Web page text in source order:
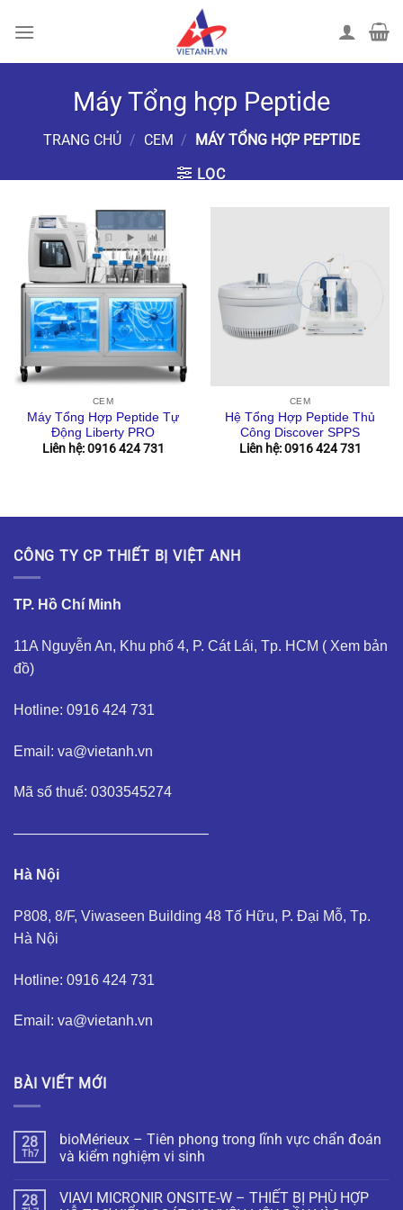
đến
Máy Tổng hợp Peptide
TRANG CHỦ / CEM /
MÁY TỔNG HỢP PEPTIDE
LỌC
CEM
Máy Tổng Hợp Peptide Tự
Động Liberty PRO
Liên hệ: 0916 424 731
CEM
Hệ Tổng Hợp Peptide Thủ
Công Discover SPPS
Liên hệ: 0916 424 731
CÔNG TY CP THIẾT BỊ VIỆT ANH
TP. Hồ Chí Minh
11A Nguyễn An, Khu phố 4, P. Cát Lái, Tp. HCM ( Xem bản
đồ)
Hotline: 0916 424 731
Email: va@vietanh.vn
Mã số thuế: 0303545274
—————————————–
Hà Nội
P808, 8/F, Viwaseen Building 48 Tố Hữu, P. Đại Mỗ, Tp.
Hà Nội
Hotline: 0916 424 731
Email: va@vietanh.vn
BÀI VIẾT MỚI
28
Th7
bioMérieux – Tiên phong trong lĩnh vực chẩn đoán
và kiểm nghiệm vi sinh
28
VIAVI MICRONIR ONSITE-W – THIẾT BỊ PHÙ HỢP